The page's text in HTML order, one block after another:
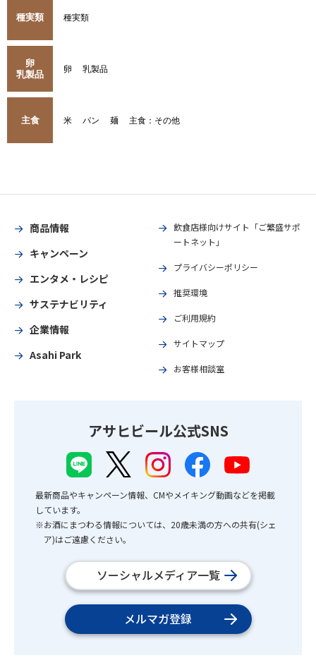
種実類 種実類
卵
乳製品
卵 乳製品
主食 米 パン 麺 主食：その他
商品情報
キャンペーン
エンタメ・レシピ
サステナビリティ
企業情報
Asahi Park
飲食店様向けサイト「ご繁盛サポ
ートネット」
プライバシーポリシー
推奨環境
ご利用規約
サイトマップ
お客様相談室
アサヒビール公式SNS
最新商品やキャンペーン情報、CMやメイキング動画などを掲載
しています。
※お酒にまつわる情報については、20歳未満の方への共有(シェ
ア)はご遠慮ください。
ソーシャルメディア一覧
メルマガ登録